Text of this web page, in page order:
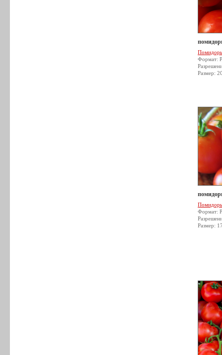
Формат:
Размер:
Формат:
Размер: